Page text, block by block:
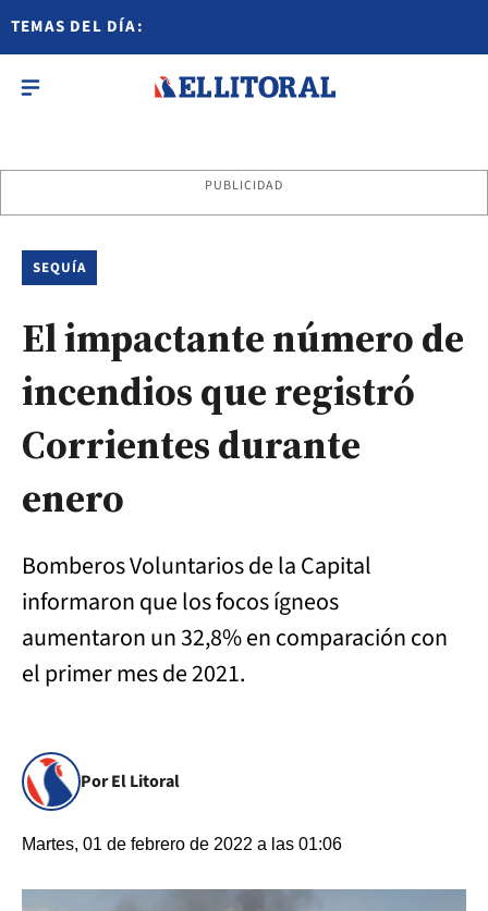
TEMAS DEL DÍA:
PUBLICIDAD
SEQUÍA
El impactante número de
incendios que registró
Corrientes durante
enero
Bomberos Voluntarios de la Capital
informaron que los focos ígneos
aumentaron un 32,8% en comparación con
el primer mes de 2021.
Por El Litoral
Martes, 01 de febrero de 2022 a las 01:06